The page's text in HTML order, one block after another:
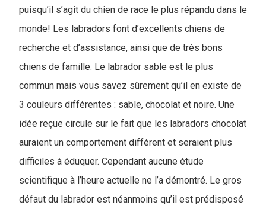
puisqu’il s’agit du chien de race le plus répandu dans le
monde! Les labradors font d’excellents chiens de
recherche et d’assistance, ainsi que de très bons
chiens de famille. Le labrador sable est le plus
commun mais vous savez sûrement qu’il en existe de
3 couleurs différentes : sable, chocolat et noire. Une
idée reçue circule sur le fait que les labradors chocolat
auraient un comportement différent et seraient plus
difficiles à éduquer. Cependant aucune étude
scientifique à l’heure actuelle ne l’a démontré. Le gros
défaut du labrador est néanmoins qu’il est prédisposé